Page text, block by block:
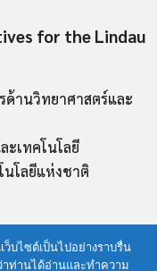
for the Lindau
ด้านวิทยาศาสตร์และ
เทคโนโลยี
โลยีแห่งชาติ
ว็บไซต์เป็นไปอย่างราบรื่น
ท่านได้อ่านและทำความ